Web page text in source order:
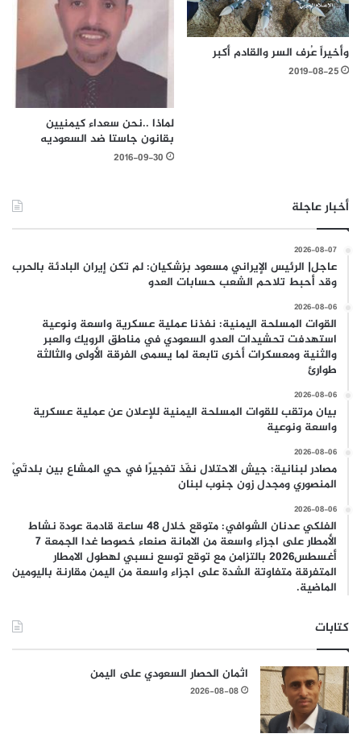
وأخيراً عُرف السر والقادم أكبر
2019-08-25
لماذا ..نحن سعداء كيمنيين
بقانون جاستا ضد السعوديه
2016-09-30
أخبار عاجلة
2026-08-07
عاجل| الرئيس الإيراني مسعود بزشكيان: لم تكن إيران البادئة بالحرب
وقد أحبط تلاحم الشعب حسابات العدو
2026-08-06
القوات المسلحة اليمنية: نفذنا عملية عسكرية واسعة ونوعية
استهدفت تحشيدات العدو السعودي في مناطق الرويك والعبر
والثنية ومعسكرات أخرى تابعة لما يسمى الفرقة الأولى والثالثة
طوارئ
2026-08-06
بيان مرتقب للقوات المسلحة اليمنية للإعلان عن عملية عسكرية
واسعة ونوعية
2026-08-06
مصادر لبنانية: جيش الاحتلال نفّذ تفجيرًا في حي المشاع بين بلدتَيْ
المنصوري ومجدل زون جنوب لبنان
2026-08-06
الفلكي عدنان الشوافي: متوقع خلال 48 ساعة قادمة عودة نشاط
الأمطار على اجزاء واسعة من الامانة صنعاء خصوصا غدا الجمعة 7
أغسطس2026 بالتزامن مع توقع توسع نسبي لهطول الامطار
المتفرقة متفاوتة الشدة على اجزاء واسعة من اليمن مقارنة باليومين
الماضية.
كتابات
اثمان الحصار السعودي على اليمن
2026-08-08